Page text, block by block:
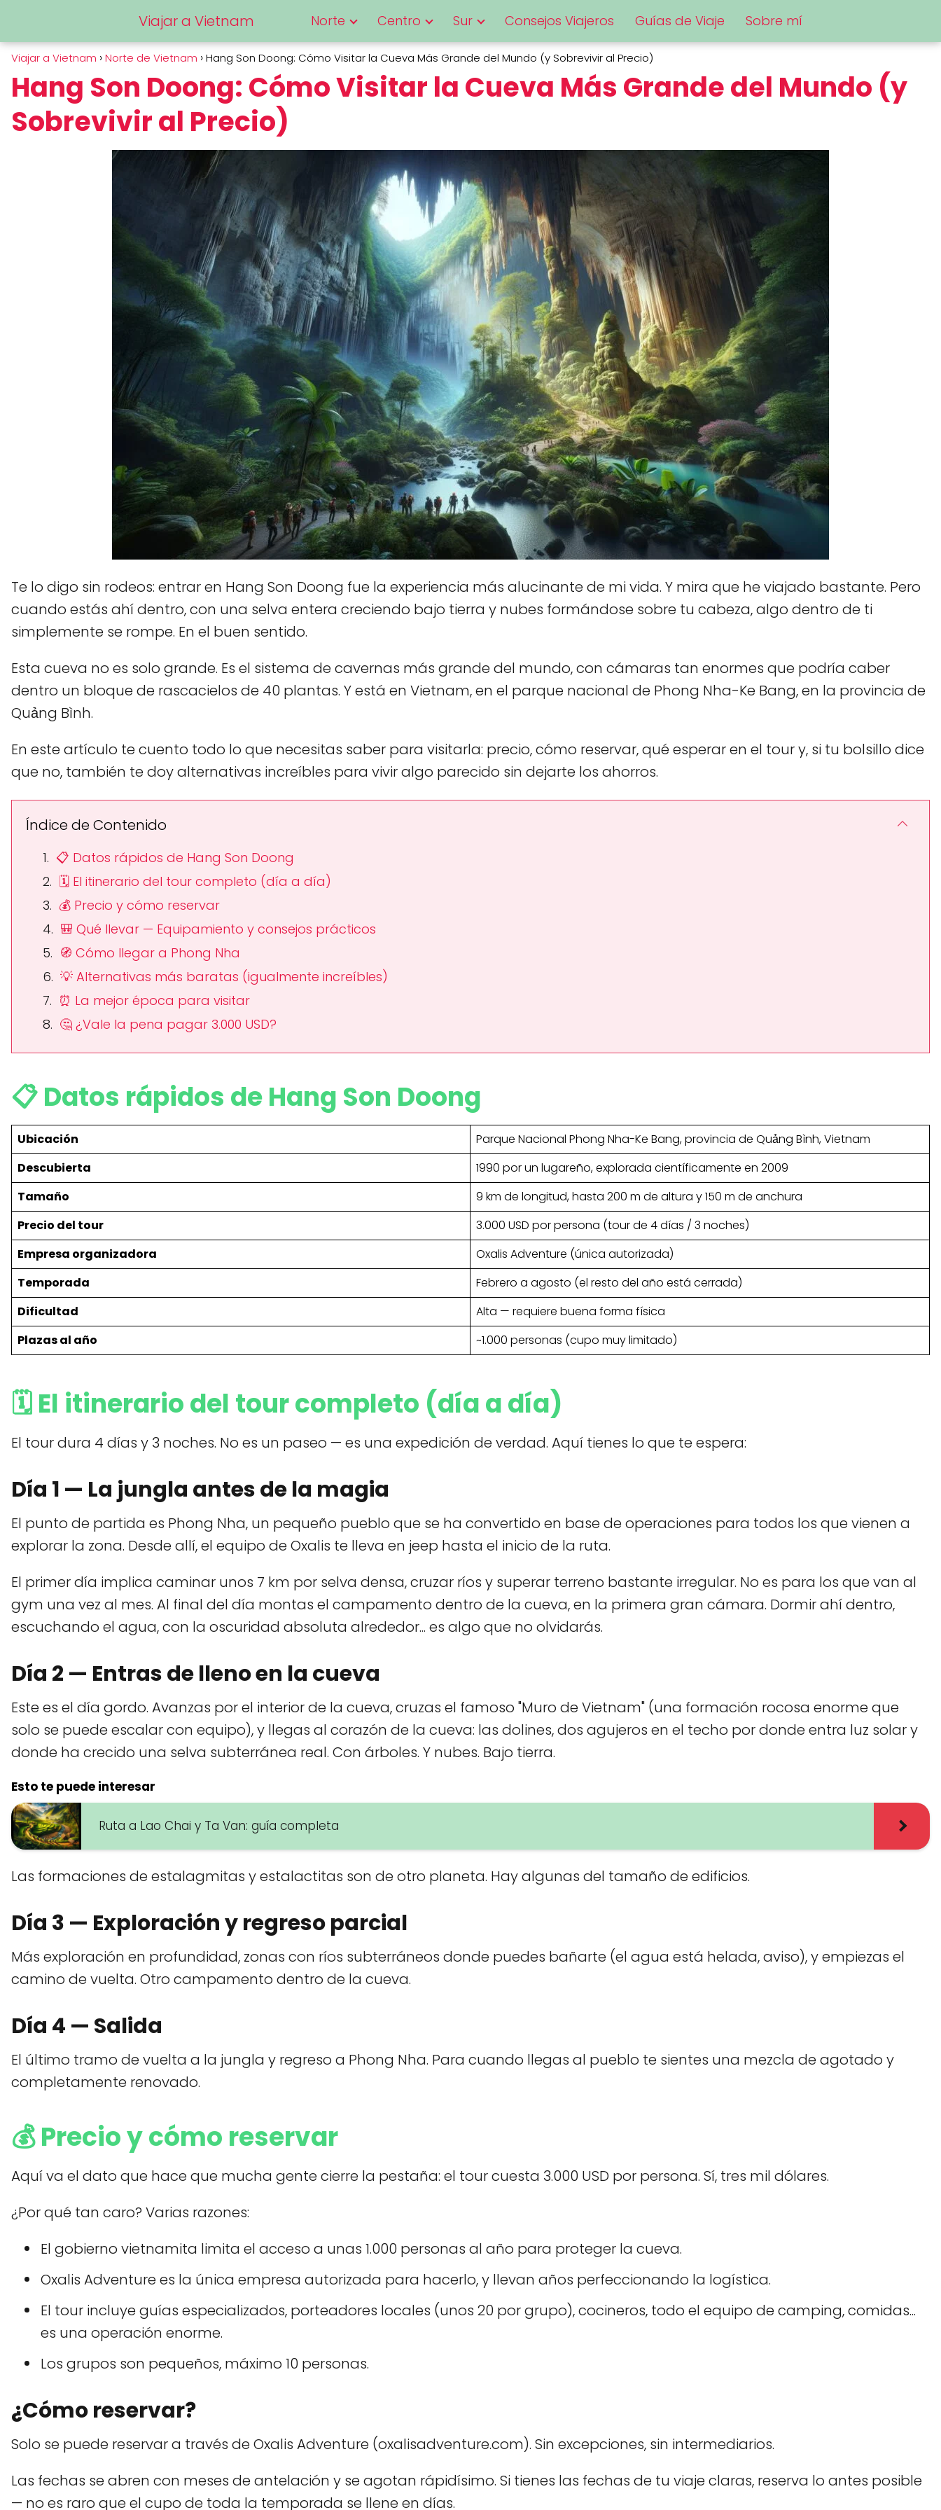
Viajar a Vietnam Norte Centro Sur Consejos Viajeros Guías de Viaje Sobre mí
Viajar a Vietnam Norte de Vietnam Hang Son Doong: Cómo Visitar la Cueva Más Grande del Mundo (y Sobrevivir al Precio)
Hang Son Doong: Cómo Visitar la Cueva Más Grande del Mundo (y
Sobrevivir al Precio)
Te lo digo sin rodeos: entrar en Hang Son Doong fue la experiencia más alucinante de mi vida. Y mira que he viajado bastante. Pero
cuando estás ahí dentro, con una selva entera creciendo bajo tierra y nubes formándose sobre tu cabeza, algo dentro de ti
simplemente se rompe. En el buen sentido.
Esta cueva no es solo grande. Es el sistema de cavernas más grande del mundo, con cámaras tan enormes que podría caber
dentro un bloque de rascacielos de 40 plantas. Y está en Vietnam, en el parque nacional de Phong Nha-Ke Bang, en la provincia de
Quảng Bình.
En este artículo te cuento todo lo que necesitas saber para visitarla: precio, cómo reservar, qué esperar en el tour y, si tu bolsillo dice
que no, también te doy alternativas increíbles para vivir algo parecido sin dejarte los ahorros.
Índice de Contenido
📋 Datos rápidos de Hang Son Doong
🗓️ El itinerario del tour completo (día a día)
💰 Precio y cómo reservar
🎒 Qué llevar — Equipamiento y consejos prácticos
🧭 Cómo llegar a Phong Nha
💡 Alternativas más baratas (igualmente increíbles)
⏰ La mejor época para visitar
🤔 ¿Vale la pena pagar 3.000 USD?
📋Datos rápidos de Hang Son Doong
Ubicación
Parque Nacional Phong Nha-Ke Bang, provincia de Quảng Bình, Vietnam
Descubierta
1990 por un lugareño, explorada científicamente en 2009
Tamaño
9 km de longitud, hasta 200 m de altura y 150 m de anchura
Precio del tour
3.000 USD por persona (tour de 4 días / 3 noches)
Empresa organizadora
Oxalis Adventure (única autorizada)
Temporada
Febrero a agosto (el resto del año está cerrada)
Dificultad
Alta — requiere buena forma física
Plazas al año
~1.000 personas (cupo muy limitado)
🗓️El itinerario del tour completo (día a día)
El tour dura 4 días y 3 noches. No es un paseo — es una expedición de verdad. Aquí tienes lo que te espera:
Día 1 — La jungla antes de la magia
El punto de partida es Phong Nha, un pequeño pueblo que se ha convertido en base de operaciones para todos los que vienen a
explorar la zona. Desde allí, el equipo de Oxalis te lleva en jeep hasta el inicio de la ruta.
El primer día implica caminar unos 7 km por selva densa, cruzar ríos y superar terreno bastante irregular. No es para los que van al
gym una vez al mes. Al final del día montas el campamento dentro de la cueva, en la primera gran cámara. Dormir ahí dentro,
escuchando el agua, con la oscuridad absoluta alrededor... es algo que no olvidarás.
Día 2 — Entras de lleno en la cueva
Este es el día gordo. Avanzas por el interior de la cueva, cruzas el famoso "Muro de Vietnam" (una formación rocosa enorme que
solo se puede escalar con equipo), y llegas al corazón de la cueva: las dolines, dos agujeros en el techo por donde entra luz solar y
donde ha crecido una selva subterránea real. Con árboles. Y nubes. Bajo tierra.
Esto te puede interesar
Ruta a Lao Chai y Ta Van: guía completa
Las formaciones de estalagmitas y estalactitas son de otro planeta. Hay algunas del tamaño de edificios.
Día 3 — Exploración y regreso parcial
Más exploración en profundidad, zonas con ríos subterráneos donde puedes bañarte (el agua está helada, aviso), y empiezas el
camino de vuelta. Otro campamento dentro de la cueva.
Día 4 — Salida
El último tramo de vuelta a la jungla y regreso a Phong Nha. Para cuando llegas al pueblo te sientes una mezcla de agotado y
completamente renovado.
💰Precio y cómo reservar
Aquí va el dato que hace que mucha gente cierre la pestaña: el tour cuesta 3.000 USD por persona. Sí, tres mil dólares.
¿Por qué tan caro? Varias razones:
El gobierno vietnamita limita el acceso a unas 1.000 personas al año para proteger la cueva.
Oxalis Adventure es la única empresa autorizada para hacerlo, y llevan años perfeccionando la logística.
El tour incluye guías especializados, porteadores locales (unos 20 por grupo), cocineros, todo el equipo de camping, comidas...
es una operación enorme.
Los grupos son pequeños, máximo 10 personas.
¿Cómo reservar?
Solo se puede reservar a través de Oxalis Adventure (oxalisadventure.com). Sin excepciones, sin intermediarios.
Las fechas se abren con meses de antelación y se agotan rápidísimo. Si tienes las fechas de tu viaje claras, reserva lo antes posible
— no es raro que el cupo de toda la temporada se llene en días.